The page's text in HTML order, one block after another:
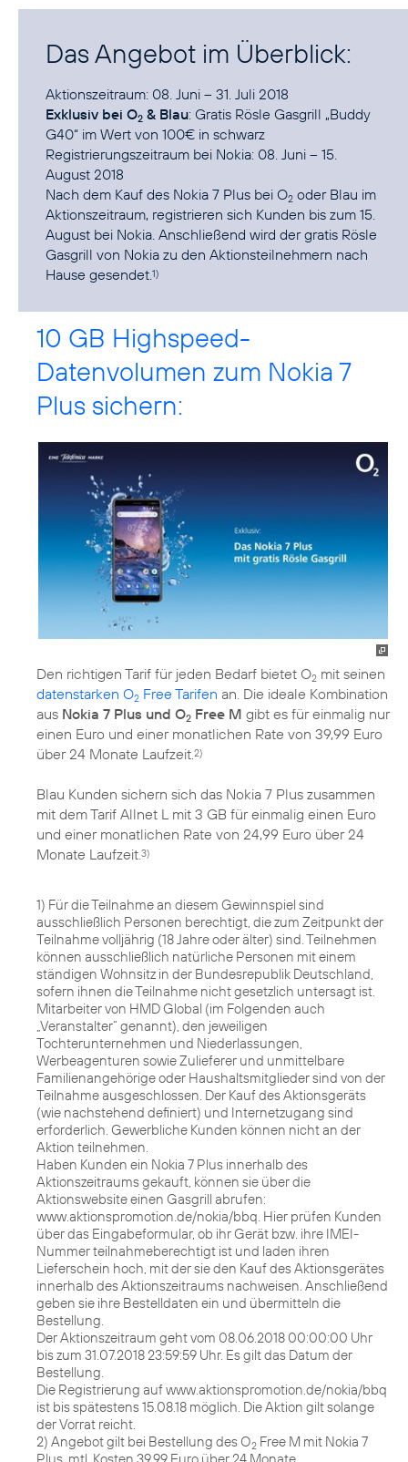
Das Angebot im Überblick:
Exklusiv bei O2 & Blau: Gratis Rösle Gasgrill „Buddy
G40“ im Wert von 100€ in schwarz
Registrierungszeitraum bei Nokia: 08. Juni – 15.
August 2018
Nach dem Kauf des Nokia 7 Plus bei O2 oder Blau im
Aktionszeitraum, registrieren sich Kunden bis zum 15.
August bei Nokia. Anschließend wird der gratis Rösle
Gasgrill von Nokia zu den Aktionsteilnehmern nach
Hause gesendet. 1)
10 GB Highspeed-
Datenvolumen zum Nokia 7
Plus sichern:
Den richtigen Tarif für jeden Bedarf bietet O2 mit seinen
datenstarken O2 Free Tarifen an. Die ideale Kombination
aus Nokia 7 Plus und O2 Free M gibt es für einmalig nur
einen Euro und einer monatlichen Rate von 39,99 Euro
über 24 Monate Laufzeit.2)
Blau Kunden sichern sich das Nokia 7 Plus zusammen
mit dem Tarif Allnet L mit 3 GB für einmalig einen Euro
und einer monatlichen Rate von 24,99 Euro über 24
Monate Laufzeit.3)
1) Für die Teilnahme an diesem Gewinnspiel sind
ausschließlich Personen berechtigt, die zum Zeitpunkt der
Teilnahme volljährig (18 Jahre oder älter) sind. Teilnehmen
können ausschließlich natürliche Personen mit einem
ständigen Wohnsitz in der Bundesrepublik Deutschland,
sofern ihnen die Teilnahme nicht gesetzlich untersagt ist.
Mitarbeiter von HMD Global (im Folgenden auch
„Veranstalter“ genannt), den jeweiligen
Tochterunternehmen und Niederlassungen,
Werbeagenturen sowie Zulieferer und unmittelbare
Familienangehörige oder Haushaltsmitglieder sind von der
Teilnahme ausgeschlossen. Der Kauf des Aktionsgeräts
(wie nachstehend definiert) und Internetzugang sind
erforderlich. Gewerbliche Kunden können nicht an der
Aktion teilnehmen.
Haben Kunden ein Nokia 7 Plus innerhalb des
Aktionszeitraums gekauft, können sie über die
Aktionswebsite einen Gasgrill abrufen:
www.aktionspromotion.de/nokia/bbq. Hier prüfen Kunden
über das Eingabeformular, ob ihr Gerät bzw. ihre IMEI-
Nummer teilnahmeberechtigt ist und laden ihren
Lieferschein hoch, mit der sie den Kauf des Aktionsgerätes
innerhalb des Aktionszeitraums nachweisen. Anschließend
geben sie ihre Bestelldaten ein und übermitteln die
Bestellung.
Der Aktionszeitraum geht vom 08.06.2018 00:00:00 Uhr
bis zum 31.07.2018 23:59:59 Uhr. Es gilt das Datum der
Bestellung.
Die Registrierung auf www.aktionspromotion.de/nokia/bbq
ist bis spätestens 15.08.18 möglich. Die Aktion gilt solange
der Vorrat reicht.
2) Angebot gilt bei Bestellung des O2 Free M mit Nokia 7